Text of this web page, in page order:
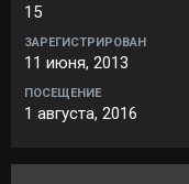
15
ЗАРЕГИСТРИРОВАН
11 июня, 2013
ПОСЕЩЕНИЕ
1 августа, 2016